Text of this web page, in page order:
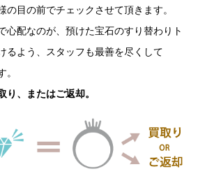
の目の前でチェックさせて頂きます。
心配なのが、預けた宝石のすり替わりト
るよう、スタッフも最善を尽くして
。
、またはご返却。